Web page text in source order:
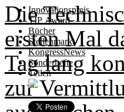
Innovationspreis
TIP Award
Bücher
Stellenmarkt
KongressNews
Sonderhefte
Teilen
Die
ersten Mal
Tag lang
zur